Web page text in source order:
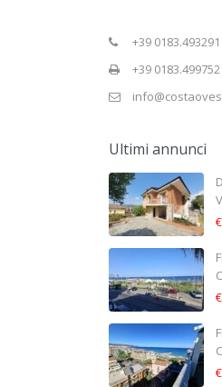
+39 0183.493291
+39 0183.499752
Ultimi annunci